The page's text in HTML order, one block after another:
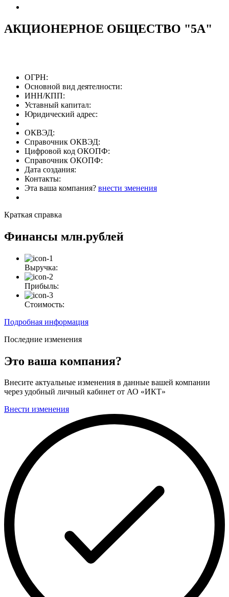
АКЦИОНЕРНОЕ ОБЩЕСТВО "5А"
ОГРН:
Основной вид деятелности:
ИНН/КПП:
Уставный капитал:
Юридический адрес:
ОКВЭД:
Справочник ОКВЭД:
Цифровой код ОКОПФ:
Справочник ОКОПФ:
Дата создания:
Контакты:
Эта ваша компания? внести зменения
Краткая справка
Финансы млн.рублей
Выручка:
Прибыль:
Стоимость:
Подробная информация
Последние изменения
Это ваша компания?
Внесите актуальные изменения в данные вашей компании
через удобный личный кабинет от АО «ИКТ»
Внести изменения